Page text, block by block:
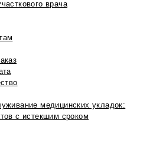
врача
медицинских укладок:
с истекшим сроком